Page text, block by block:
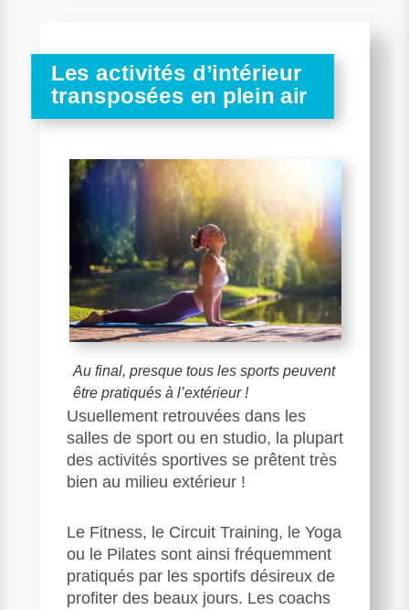
Les activités d’intérieur
transposées en plein air
Au final, presque tous les sports peuvent
être pratiqués à l’extérieur !
Usuellement retrouvées dans les
salles de sport ou en studio, la plupart
des activités sportives se prêtent très
bien au milieu extérieur !
Le Fitness, le Circuit Training, le Yoga
ou le Pilates sont ainsi fréquemment
pratiqués par les sportifs désireux de
profiter des beaux jours. Les coachs